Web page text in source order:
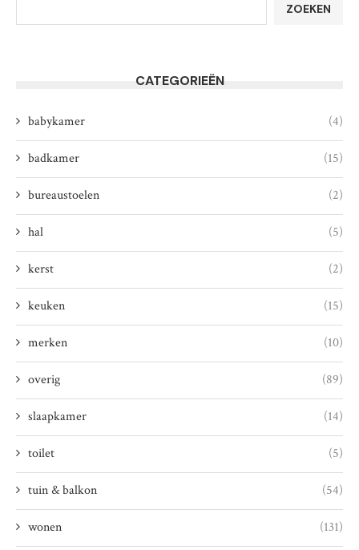
ZOEKEN
CATEGORIEËN
babykamer (4)
badkamer (15)
bureaustoelen (2)
hal (5)
kerst (2)
keuken (15)
merken (10)
overig (89)
slaapkamer (14)
toilet (5)
tuin & balkon (54)
wonen (131)